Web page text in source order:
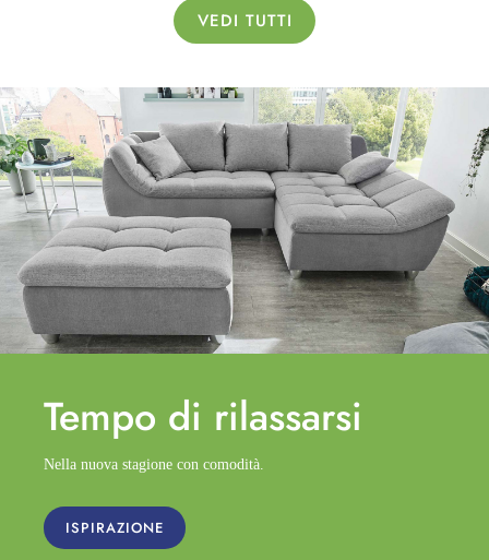
VEDI TUTTI
Tempo di rilassarsi
Nella nuova stagione con comodità.
ISPIRAZIONE